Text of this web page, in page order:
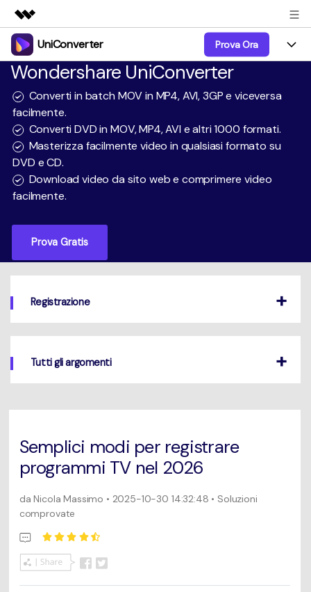
Prodotti in evidenza
Creatività digitale AIGC
Utilità
Business
Panoramica
Soluzione
Chi siamo
Sala stampa
Negozio
UniConverter Prova Ora
Prodotti
UniConverter-Convertitore Video
UniConverter per Windows
UniConverter per Mac
AniSmall-Video Compressor
AniSmall per Desktop
AniSmall per iOS
Funzioni
Video/Audio
Lab AI
Guida
Blog
Comprimere
Convertire MP4
Masterizzare
Informazioni di più
Centro di Supporto
Tutte le informazioni di cui hai bisogno per aiutarti a
utilizzare UniConverter.
Specifiche Tecniche
Novità
ACQUISTA ORA
Wondershare UniConverter
Converti in batch MOV in MP4, AVI, 3GP e viceversa
facilmente.
Converti DVD in MOV, MP4, AVI e altri 1000 formati.
Masterizza facilmente video in qualsiasi formato su
DVD e CD.
Download video da sito web e comprimere video
facilmente.
Prova Gratis
Registrazione
Tutti gli argomenti
Semplici modi per registrare
programmi TV nel 2026
da Nicola Massimo • 2025-10-30 14:32:48 • Soluzioni
comprovate